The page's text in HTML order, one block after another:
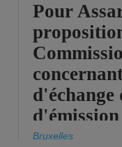
Pour
d'échange
timide,
Bruxelles